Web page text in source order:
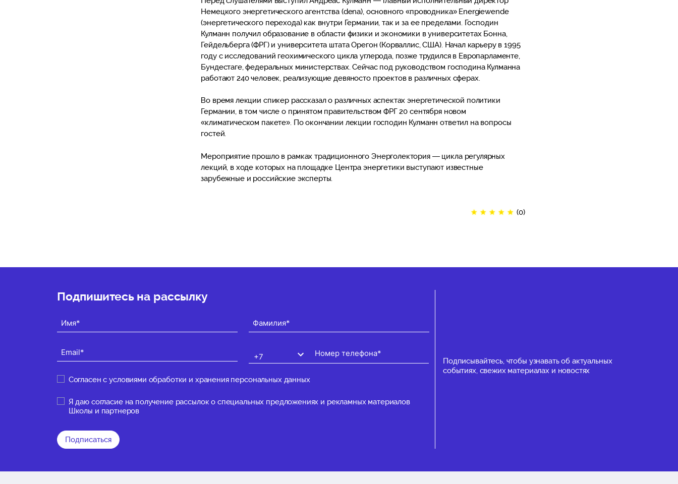
Немецкого энергетического агентства (dena), основного «проводника» Energiewende
(энергетического перехода) как внутри Германии, так и за ее пределами. Господин
Кулманн получил образование в области физики и экономики в университетах Бонна,
Гейдельберга (ФРГ) и университета штата Орегон (Корваллис, США). Начал карьеру в 1995
году с исследований геохимического цикла углерода, позже трудился в Европарламенте,
Бундестаге, федеральных министерствах. Сейчас под руководством господина Кулманна
работают 240 человек, реализующие девяносто проектов в различных сферах.
Во время лекции спикер рассказал о различных аспектах энергетической политики
Германии, в том числе о принятом правительством ФРГ 20 сентября новом
«климатическом пакете». По окончании лекции господин Кулманн ответил на вопросы
гостей.
Мероприятие прошло в рамках традиционного Энерголектория — цикла регулярных
лекций, в ходе которых на площадке Центра энергетики выступают известные
зарубежные и российские эксперты.
★ ★ ★ ★ ★ (0)
Подпишитесь на рассылку
Согласен сусловиями обработки и хранения персональных данных
Я даю согласие на получение рассылок о специальных предложениях и рекламных материалов
Школы и партнеров
Подписаться
Подписывайтесь, чтобы узнавать об актуальных
событиях, свежих материалах и новостях